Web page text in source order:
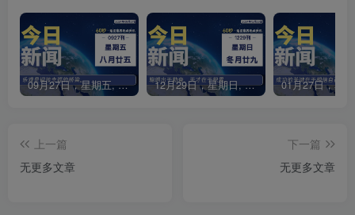
09月27日，星期五, 每天60秒读懂全世界！ 12月29日，星期日, 每天60秒读懂全世界！
上一篇
无更多文章
下一篇
无更多文章